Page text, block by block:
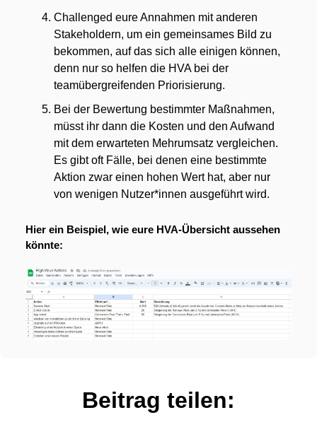
Challenged eure Annahmen mit anderen
Stakeholdern, um ein gemeinsames Bild zu
bekommen, auf das sich alle einigen können,
denn nur so helfen die HVA bei der
teamübergreifenden Priorisierung.
Bei der Bewertung bestimmter Maßnahmen,
müsst ihr dann die Kosten und den Aufwand
mit dem erwarteten Mehrumsatz vergleichen.
Es gibt oft Fälle, bei denen eine bestimmte
Aktion zwar einen hohen Wert hat, aber nur
von wenigen Nutzer*innen ausgeführt wird.
Hier ein Beispiel, wie eure HVA-Übersicht aussehen
könnte:
Beitrag teilen: